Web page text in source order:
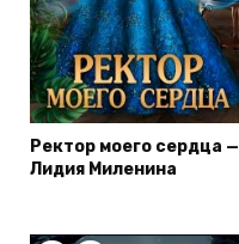
Ректор моего сердца —
Лидия Миленина